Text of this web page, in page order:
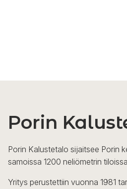
Porin
Porin Kalustetalo sijaitsee Porin
samoissa 1200 neliömetrin
Yritys perustettiin vuonna 1981